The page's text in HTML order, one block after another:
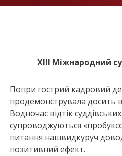
XIII Міжнародний
Попри гострий кадровий
продемонструвала досить
Водночас відтік
супроводжуються
питання нашвидкуруч
позитивний ефект.